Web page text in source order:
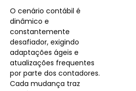
O cenário contábil é
dinâmico e
constantemente
desafiador, exigindo
adaptações ágeis e
atualizações frequentes
por parte dos contadores.
Cada mudança traz